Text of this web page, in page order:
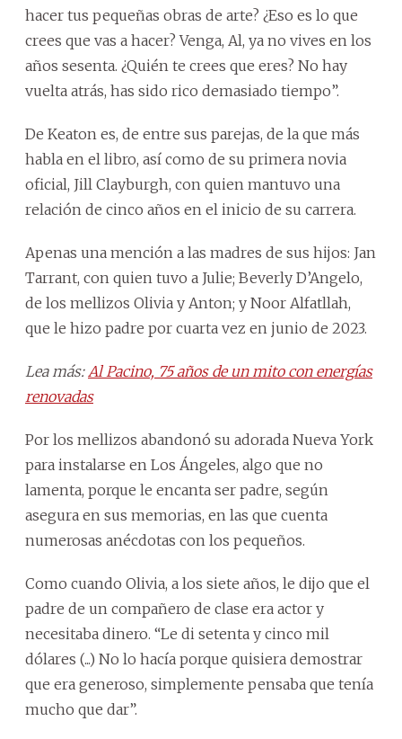
hacer tus pequeñas obras de arte? ¿Eso es lo que
crees que vas a hacer? Venga, Al, ya no vives en los
años sesenta. ¿Quién te crees que eres? No hay
vuelta atrás, has sido rico demasiado tiempo”.
De Keaton es, de entre sus parejas, de la que más
habla en el libro, así como de su primera novia
oficial, Jill Clayburgh, con quien mantuvo una
relación de cinco años en el inicio de su carrera.
Apenas una mención a las madres de sus hijos: Jan
Tarrant, con quien tuvo a Julie; Beverly D’Angelo,
de los mellizos Olivia y Anton; y Noor Alfatllah,
que le hizo padre por cuarta vez en junio de 2023.
Lea más: Al Pacino, 75 años de un mito con energías
renovadas
Por los mellizos abandonó su adorada Nueva York
para instalarse en Los Ángeles, algo que no
lamenta, porque le encanta ser padre, según
asegura en sus memorias, en las que cuenta
numerosas anécdotas con los pequeños.
Como cuando Olivia, a los siete años, le dijo que el
padre de un compañero de clase era actor y
necesitaba dinero. “Le di setenta y cinco mil
dólares (...) No lo hacía porque quisiera demostrar
que era generoso, simplemente pensaba que tenía
mucho que dar”.